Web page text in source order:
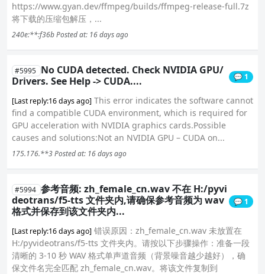
https://www.gyan.dev/ffmpeg/builds/ffmpeg-release-full.7z
将下载的压缩包解压，...
240e:**:f36bPosted at: 16 days ago
#5995 No CUDA detected. Check NVIDIA GPU/
Drivers. See Help -> CUDA....
💬 1
[Last reply:16 days ago] This error indicates the software cannot
find a compatible CUDA environment, which is required for
GPU acceleration with NVIDIA graphics cards.Possible
causes and solutions:Not an NVIDIA GPU – CUDA on...
175.176.**3Posted at: 16 days ago
#5994 参考音频: zh_female_cn.wav 不在 H:/pyvi
deotrans/f5-tts 文件夹内,请确保参考音频为 wav
格式并保存到该文件夹内...
💬 1
[Last reply:16 days ago] 错误原因：zh_female_cn.wav 未放置在
H:/pyvideotrans/f5-tts 文件夹内。请按以下步骤操作：准备一段
清晰的 3-10 秒 WAV 格式单声道音频（背景噪音越少越好），确
保文件名完全匹配 zh_female_cn.wav。将该文件复制到